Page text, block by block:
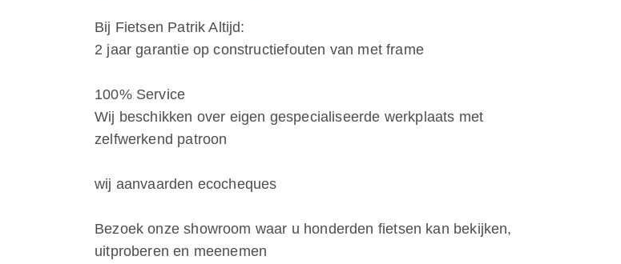
Bij Fietsen Patrik Altijd:
2 jaar garantie op constructiefouten van met frame
100% Service
Wij beschikken over eigen gespecialiseerde werkplaats met
zelfwerkend patroon
wij aanvaarden ecocheques
Bezoek onze showroom waar u honderden fietsen kan bekijken,
uitproberen en meenemen